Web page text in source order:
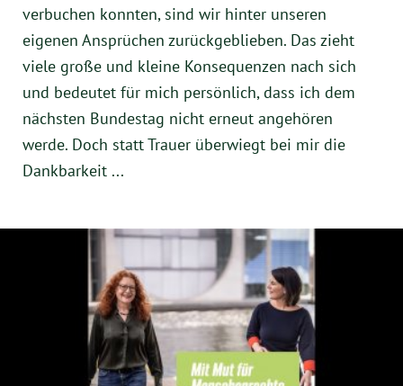
verbuchen konnten, sind wir hinter unseren
eigenen Ansprüchen zurückgeblieben. Das zieht
viele große und kleine Konsequenzen nach sich
und bedeutet für mich persönlich, dass ich dem
nächsten Bundestag nicht erneut angehören
werde. Doch statt Trauer überwiegt bei mir die
Dankbarkeit ...